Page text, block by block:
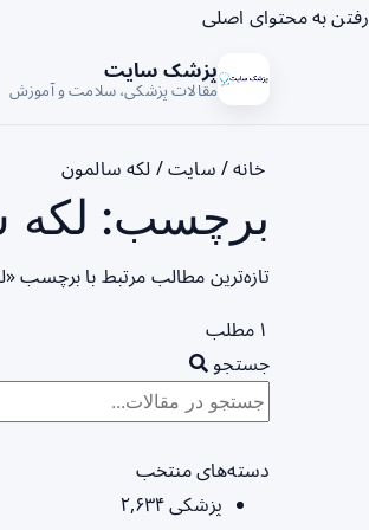
رفتن به محتوای اصلی
پزشک سایت
مقالات پزشکی، سلامت و آموزش
خانه/ سایت/ لکه سالمون
برچسب: لکه
تازه‌ترین مطالب مرتبط با برچسب
۱ مطلب
جستجو
دسته‌های منتخب
پزشکی۲,۶۳۴